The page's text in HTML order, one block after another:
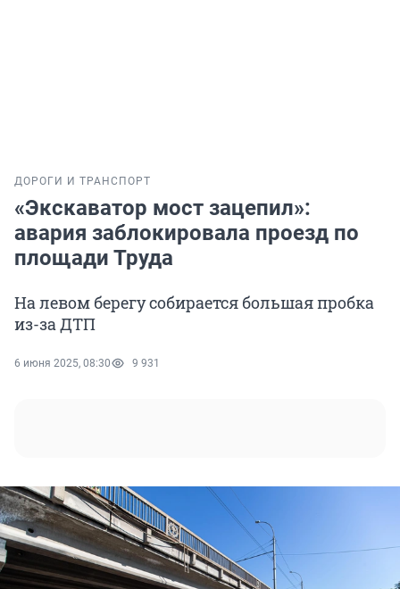
ДОРОГИ И ТРАНСПОРТ
«Экскаватор мост зацепил»:
авария заблокировала проезд по
площади Труда
На левом берегу собирается большая пробка
из-за ДТП
6 июня 2025, 08:30 9 931